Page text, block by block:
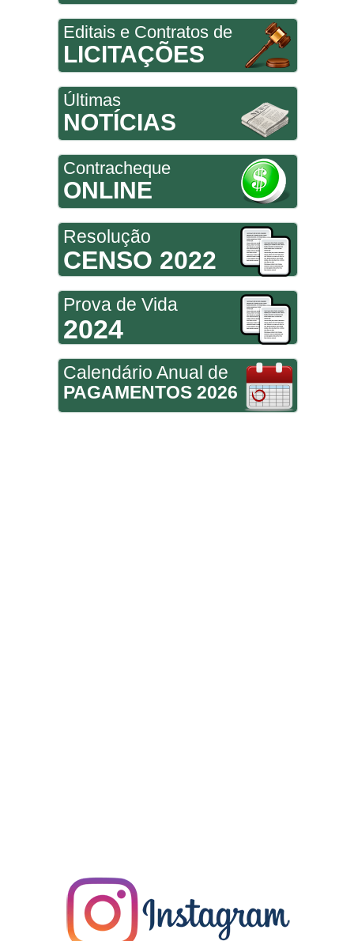
Editais e Contratos de
LICITAÇÕES
Últimas
NOTÍCIAS
Contracheque
ONLINE
Resolução
CENSO 2022
Prova de Vida
2024
Calendário Anual de
PAGAMENTOS 2026